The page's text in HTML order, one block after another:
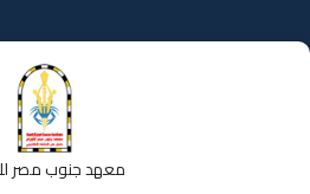
إلى
المحتوى
معهد جنوب مصر